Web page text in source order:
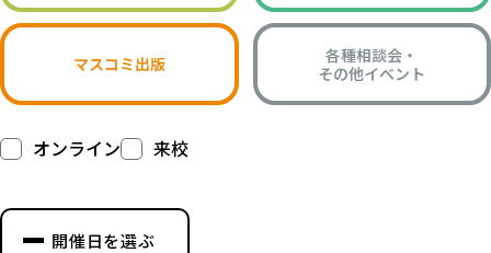
マスコミ出版
各種相談会・
その他イベント
オンライン 来校
開催日を選ぶ